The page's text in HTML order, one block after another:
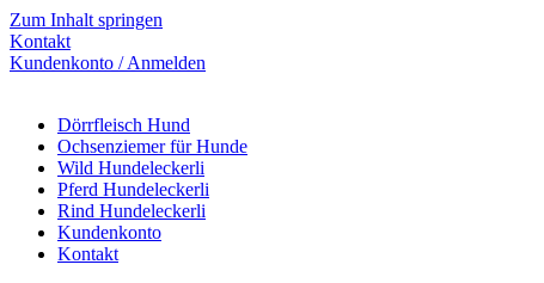
Zum Inhalt springen
Kontakt
Kundenkonto / Anmelden
Dörrfleisch Hund
Ochsenziemer für Hunde
Wild Hundeleckerli
Pferd Hundeleckerli
Rind Hundeleckerli
Kundenkonto
Kontakt